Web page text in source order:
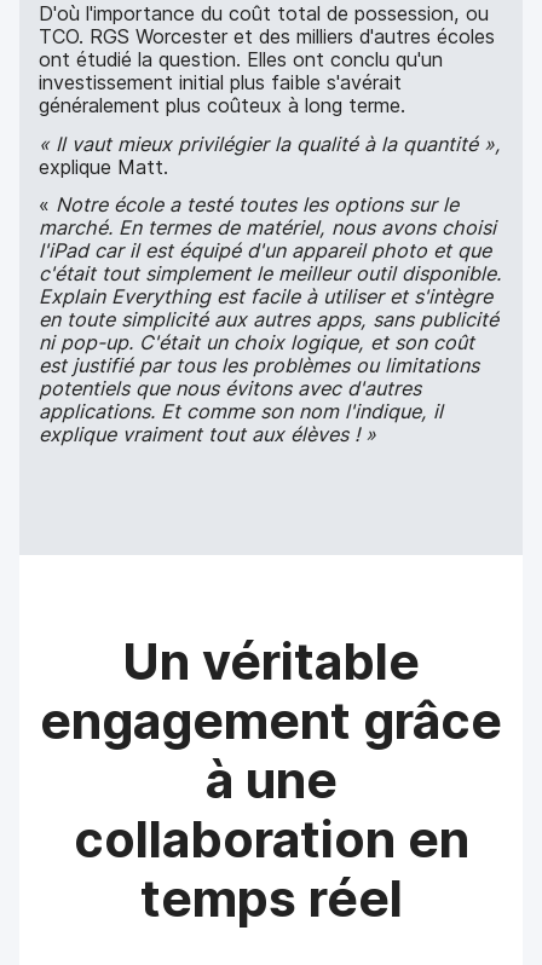
D'où l'importance du coût total de possession, ou
TCO. RGS Worcester et des milliers d'autres écoles
ont étudié la question. Elles ont conclu qu'un
investissement initial plus faible s'avérait
généralement plus coûteux à long terme.
« Il vaut mieux privilégier la qualité à la quantité »,
explique Matt.
« Notre école a testé toutes les options sur le
marché. En termes de matériel, nous avons choisi
l'iPad car il est équipé d'un appareil photo et que
c'était tout simplement le meilleur outil disponible.
Explain Everything est facile à utiliser et s'intègre
en toute simplicité aux autres apps, sans publicité
ni pop-up. C'était un choix logique, et son coût
est justifié par tous les problèmes ou limitations
potentiels que nous évitons avec d'autres
applications. Et comme son nom l'indique, il
explique vraiment tout aux élèves ! »
Un véritable
engagement grâce
à une
collaboration en
temps réel